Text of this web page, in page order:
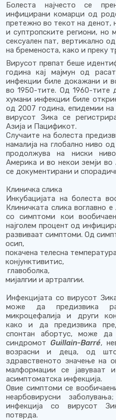
Болеста најчесто се
инфицирани комарци од
претежно во текот на денот,
и суптропските региони, но
сексуален пат, вертикално
на бременоста, како и преку
Вирусот првпат беше
година кај мајмун од
инфекции биле докажани и
во 1950-тите. Од 1960-тите
хумани инфекции биле
од 2007 година, епидемии
вирусот Зика се
Азија и Пацификот.
Случаите на болеста
намалија на глобално ниво
продолжува на ниски
Америка и во некои земји
се документирани и
Клиничка слика
Инкубацијата на болеста
Клиничката слика воглавно
со симптоми кои
најголем процент од
развиваат симптоми. Од
осип,
покачена телесна
конјунктивитис,
главоболка,
мијалгии и артралгии.
Инфекцијата со вирусот
може да предизвика
микроцефалија и други
како и да предизвика
спонтан абортус, може
синдромот Guillain-Barré,
возрасни и деца, од што
здравственото значење на
малформации се јавуваат
асимптоматска инфекција.
Овие симптоми се
неарбовирусни
инфекција со вирусот
потврда.